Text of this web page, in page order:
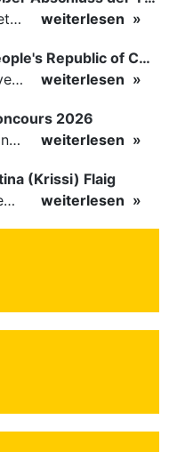
Am 18. und 19. Juli 2026 richtete die Tanzsportabteilung (TSA) der TSG 1862 Weinheim das Abschlussturnier der diesjährigen TBW-Trophy-Serie aus. Zum traditionellen Saisonfinale kamen rund 400 Starts über…
weiterlesen
Nanjing - People's Republic of China
Die Paare aus dem Tanzsportverband Baden-Württemberg (TBW) haben beim hochklassig besetzten WDSF GrandSlam im chinesischen Nanjing wieder einmal auf internationalem Top-Niveau geglänzt. Das…
weiterlesen
2026
Die Paare des Tanzsportverbandes Baden-Württemberg (TBW) glänzten auf dem internationalen Parkett des Vienna Dance Concourse 2026 im Wiener Rathaus mit hervorragenden Platzierungen Ergebnisse unter: …
weiterlesen
(Krissi) Flaig
Ein Engel hat die Bühne des Lebens verlassen. Viel zu früh, plötzlich und für uns alle unfassbar, wurde unsere geliebte Kristina (Krissi) Flaig im Alter von 36 Jahren aus dem Leben gerissen. Das Tanzen…
weiterlesen